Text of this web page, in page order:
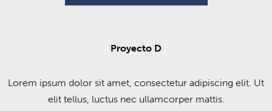
Proyecto D
Lorem ipsum dolor sit amet, consectetur adipiscing elit. Ut
elit tellus, luctus nec ullamcorper mattis.